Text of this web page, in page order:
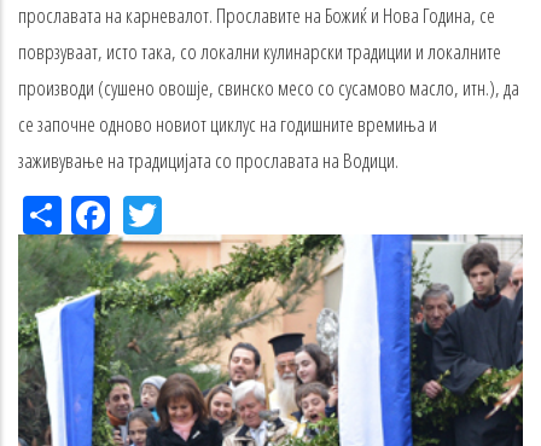
прославата на карневалот. Прославите на Божиќ и Нова Година, се
поврзуваат, исто така, со локални кулинарски традиции и локалните
производи (сушено овошје, свинско месо со сусамово масло, итн.), да
се започне одново новиот циклус на годишните времиња и
заживување на традицијата со прославата на Водици.
ShareFacebook